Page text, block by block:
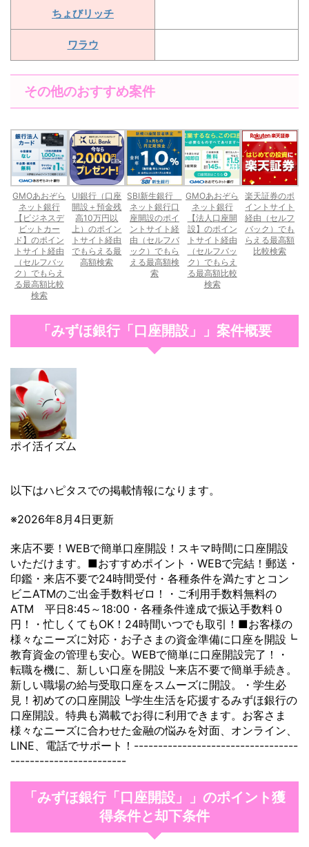
ちょびリッチ
ワラウ
その他のおすすめ案件
GMOあおぞら
ネット銀行
【ビジネスデ
ビットカー
ド】のポイン
トサイト経由
（セルフバッ
ク）でもらえ
る最高額比較
検索
UI銀行（口座
開設＋預金残
高10万円以
上）のポイン
トサイト経由
でもらえる最
高額検索
SBI新生銀行
ネット銀行口
座開設のポイ
ントサイト経
由（セルフバ
ック）でもら
える最高額検
索
GMOあおぞら
ネット銀行
【法人口座開
設】のポイン
トサイト経由
（セルフバッ
ク）でもらえ
る最高額比較
検索
楽天証券のポ
イントサイト
経由（セルフ
バック）でも
らえる最高額
比較検索
「みずほ銀行「口座開設」」案件概要
ポイ活イズム
以下はハピタスでの掲載情報になります。
※2026年8月4日更新
来店不要！WEBで簡単口座開設！スキマ時間に口座開設
いただけます。■おすすめポイント・WEBで完結！郵送・
印鑑・来店不要で24時間受付・各種条件を満たすとコン
ビニATMのご出金手数料ゼロ！・ご利用手数料無料の
ATM 平日8:45～18:00・各種条件達成で振込手数料０
円！・忙しくてもOK！24時間いつでも取引！■お客様の
様々なニーズに対応・お子さまの資金準備に口座を開設┗
教育資金の管理も安心。WEBで簡単に口座開設完了！・
転職を機に、新しい口座を開設┗来店不要で簡単手続き。
新しい職場の給与受取口座をスムーズに開設。・学生必
見！初めての口座開設┗学生生活を応援するみずほ銀行の
口座開設。特典も満載でお得に利用できます。お客さま
様々なニーズに合わせた金融の悩みを対面、オンライン、
LINE、電話でサポート！----------------------------------
------------------------
「みずほ銀行「口座開設」」のポイント獲
得条件と却下条件